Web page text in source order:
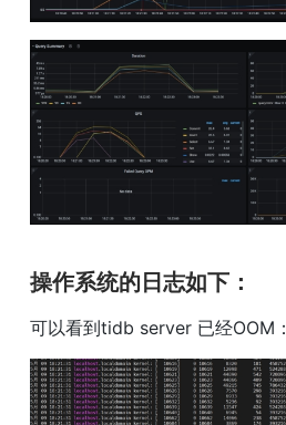
操作系统的日志如下：
可以看到tidb server 已经OOM：